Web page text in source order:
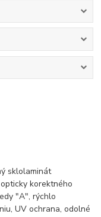
sklolaminát
korektného
"A", rýchlo
UV ochrana, odolné